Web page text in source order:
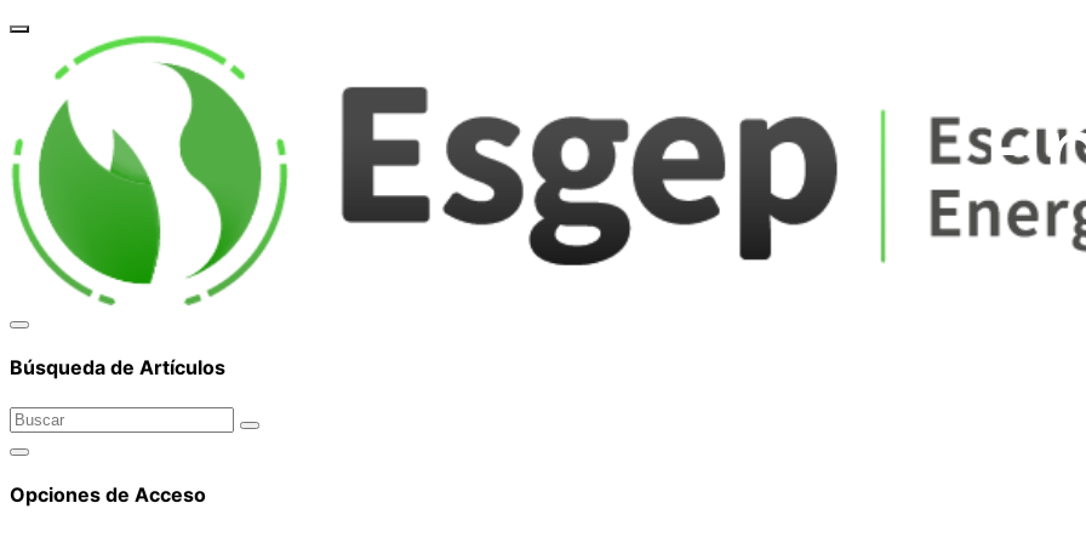
corporate_fare
Búsqueda de Artículos
Opciones de Acceso